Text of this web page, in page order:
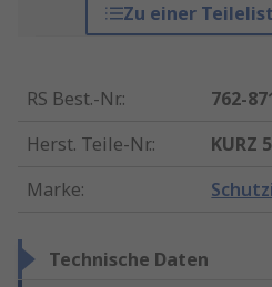
Zu einer
RS Best.-Nr.:
762-
Herst. Teile-Nr.:
KURZ
Marke:
Technische Daten